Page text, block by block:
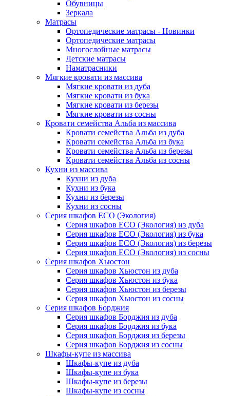
Обувницы
Зеркала
Матрасы
Ортопедические матрасы - Новинки
Ортопедические матрасы
Многослойные матрасы
Детские матрасы
Наматрасники
Мягкие кровати из массива
Мягкие кровати из дуба
Мягкие кровати из бука
Мягкие кровати из березы
Мягкие кровати из сосны
Кровати семейства Альба из массива
Кровати семейства Альба из дуба
Кровати семейства Альба из бука
Кровати семейства Альба из березы
Кровати семейства Альба из сосны
Кухни из массива
Кухни из дуба
Кухни из бука
Кухни из березы
Кухни из сосны
Серия шкафов ECO (Экология)
Серия шкафов ECO (Экология) из дуба
Серия шкафов ECO (Экология) из бука
Серия шкафов ECO (Экология) из березы
Серия шкафов ECO (Экология) из сосны
Серия шкафов Хьюстон
Серия шкафов Хьюстон из дуба
Серия шкафов Хьюстон из бука
Серия шкафов Хьюстон из березы
Серия шкафов Хьюстон из сосны
Серия шкафов Борджия
Серия шкафов Борджия из дуба
Серия шкафов Борджия из бука
Серия шкафов Борджия из березы
Серия шкафов Борджия из сосны
Шкафы-купе из массива
Шкафы-купе из дуба
Шкафы-купе из бука
Шкафы-купе из березы
Шкафы-купе из сосны